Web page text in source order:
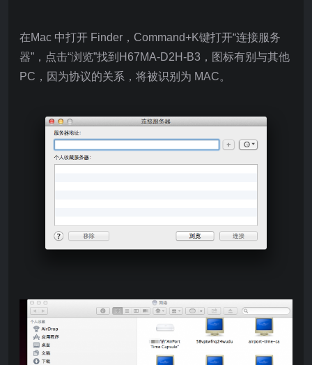
在Mac 中打开 Finder，Command+K键打开“连接服务
器”，点击“浏览”找到H67MA-D2H-B3，图标有别与其他
PC，因为协议的关系，将被识别为 MAC。